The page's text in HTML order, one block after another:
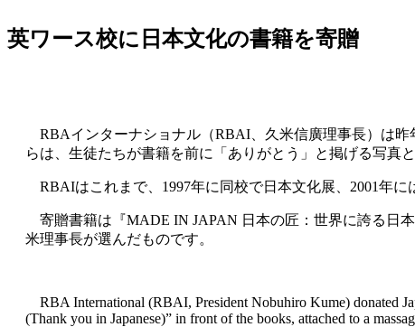
英ワース校に日本文化の書籍を寄贈
RBAインターナショナル（RBAI、久米信廣理事長）は昨
らは、生徒たちが書籍を前に「ありがとう」と掲げる写真
RBAIはこれまで、1997年に同校で日本文化展、2001年
寄贈書籍は『MADE IN JAPAN 日本の匠：世界に誇る日
米理事長が選んだものです。
RBA International (RBAI, President Nobuhiro Kume) donated
(Thank you in Japanese)” in front of the books, attached to a